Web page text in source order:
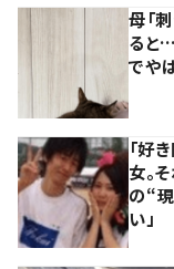
母「
ると
でやば
「好
女。
の“
い」